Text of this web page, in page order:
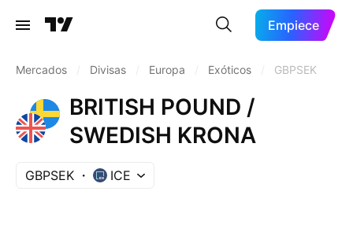
Empiece
Mercados Divisas Europa Exóticos GBPSEK
BRITISH POUND /
SWEDISH KRONA
GBPSEK ICE